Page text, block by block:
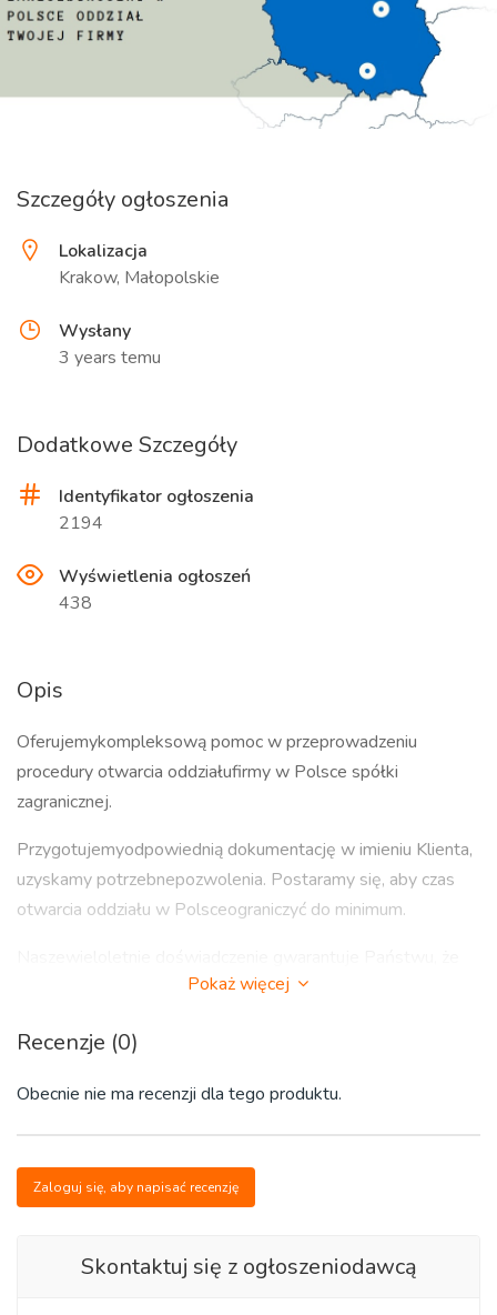
Szczegóły ogłoszenia
Lokalizacja
Krakow, Małopolskie
Wysłany
3 years temu
Dodatkowe Szczegóły
Identyfikator ogłoszenia
2194
Wyświetlenia ogłoszeń
438
Opis
Oferujemykompleksową pomoc w przeprowadzeniu
procedury otwarcia oddziałufirmy w Polsce spółki
zagranicznej.
Przygotujemyodpowiednią dokumentację w imieniu Klienta,
uzyskamy potrzebnepozwolenia. Postaramy się, aby czas
otwarcia oddziału w Polsceograniczyć do minimum.
cały proceszostanie przeprowadzony zgodnie z
FIRMY W POLSCE – SOLIDNEWSPARCIE
Zapraszamydo kontaktu z naszym biurem, przedstawimy
szczegóły oferty.
Pokaż więcej
Recenzje (0)
Obecnie nie ma recenzji dla tego produktu.
Zaloguj się, aby napisać recenzję
Skontaktuj się z ogłoszeniodawcą